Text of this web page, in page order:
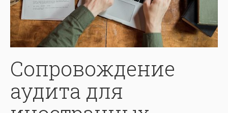
Сопровождение
аудита для